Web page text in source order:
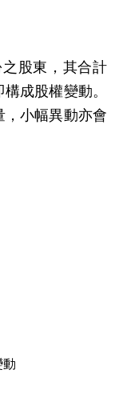
股東，其合計
成股權變動。
小幅異動亦會